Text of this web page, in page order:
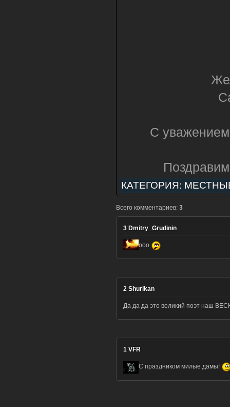
С
КАТЕГОРИЯ:
Всего комментариев: 3
3 Dmitry_Grudinin
ооо
2 Shurikan
Да да да это великий поэт наш
1 VFR
С праздником милые дамы!